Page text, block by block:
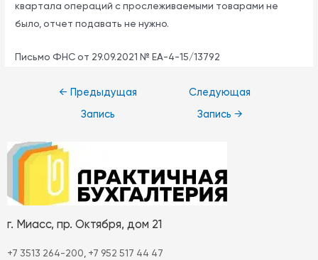
квартала операций с прослеживаемыми товарами не
было, отчет подавать не нужно.
Письмо ФНС от 29.09.2021 № ЕА-4-15/13792
← Предыдущая
Запись
Следующая
Запись →
г. Миасс, пр. Октября, дом 21
+7 3513 264-200, +7 952 517 44 47
Отправить